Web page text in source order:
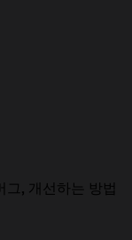
, 개선하는 방법